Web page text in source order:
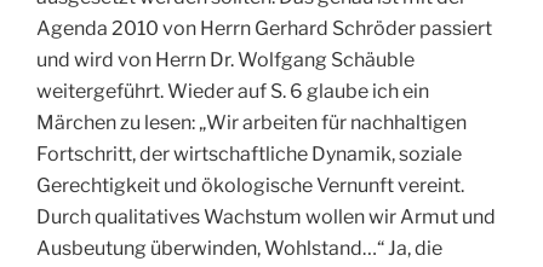
Agenda 2010 von Herrn Gerhard Schröder passiert
und wird von Herrn Dr. Wolfgang Schäuble
weitergeführt. Wieder auf S. 6 glaube ich ein
Märchen zu lesen: „Wir arbeiten für nachhaltigen
Fortschritt, der wirtschaftliche Dynamik, soziale
Gerechtigkeit und ökologische Vernunft vereint.
Durch qualitatives Wachstum wollen wir Armut und
Ausbeutung überwinden, Wohlstand…“ Ja, die